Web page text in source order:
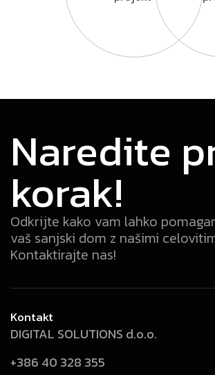
Naredite
korak!
Odkrijte kako vam lahko
vaš sanjski dom z našimi
Kontaktirajte nas!
Kontakt
DIGITAL SOLUTIONS d.o.o.
+386 40 328 355